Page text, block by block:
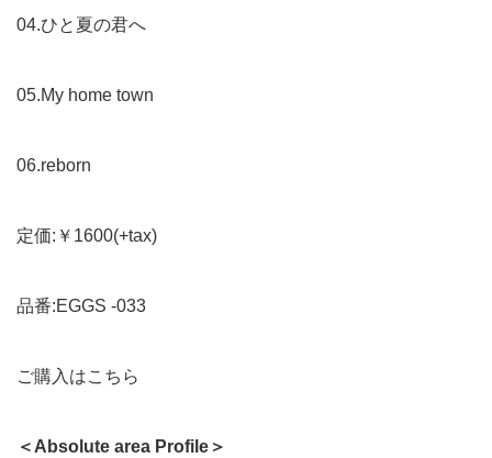
04.ひと夏の君へ
05.My home town
06.reborn
定価:￥1600(+tax)
品番:EGGS -033
ご購入はこちら
＜Absolute area Profile＞